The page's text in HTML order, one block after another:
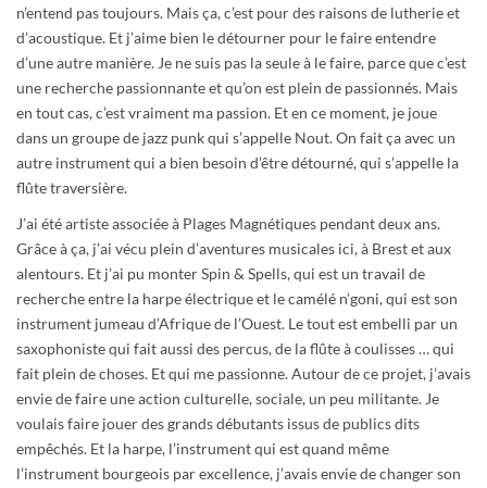
n’entend pas toujours. Mais ça, c’est pour des raisons de lutherie et
d’acoustique. Et j’aime bien le détourner pour le faire entendre
d’une autre manière. Je ne suis pas la seule à le faire, parce que c’est
une recherche passionnante et qu’on est plein de passionnés. Mais
en tout cas, c’est vraiment ma passion. Et en ce moment, je joue
dans un groupe de jazz punk qui s’appelle Nout. On fait ça avec un
autre instrument qui a bien besoin d’être détourné, qui s’appelle la
flûte traversière.
J’ai été artiste associée à Plages Magnétiques pendant deux ans.
Grâce à ça, j’ai vécu plein d’aventures musicales ici, à Brest et aux
alentours. Et j’ai pu monter Spin & Spells, qui est un travail de
recherche entre la harpe électrique et le camélé n’goni, qui est son
instrument jumeau d’Afrique de l’Ouest. Le tout est embelli par un
saxophoniste qui fait aussi des percus, de la flûte à coulisses … qui
fait plein de choses. Et qui me passionne. Autour de ce projet, j’avais
envie de faire une action culturelle, sociale, un peu militante. Je
voulais faire jouer des grands débutants issus de publics dits
empêchés. Et la harpe, l’instrument qui est quand même
l’instrument bourgeois par excellence, j’avais envie de changer son